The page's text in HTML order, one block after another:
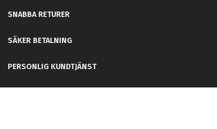
SNABBA RETURER
SÄKER BETALNING
PERSONLIG KUNDTJÄNST